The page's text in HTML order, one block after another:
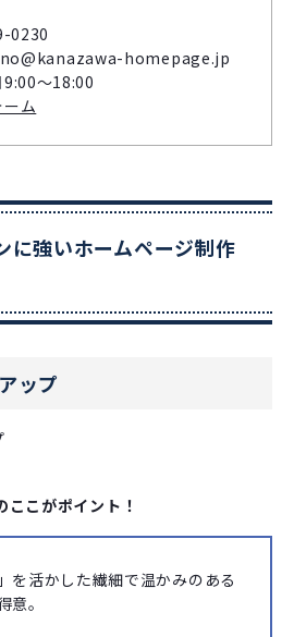
0230
homepage.jp
〜18:00
ム
に強いホームページ制作
ップ
こがポイント！
を活かした繊細で温かみのある
意。